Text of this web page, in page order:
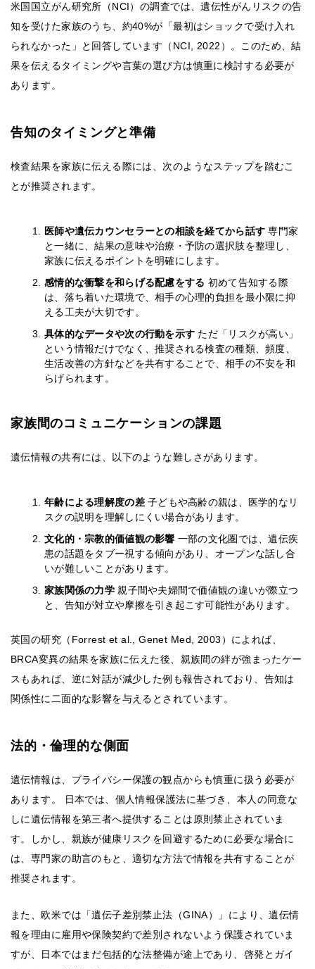
米国国立がん研究所（NCI）の調査では、遺伝性がんリスクの告
知を受けた家族のうち、約40%が「最初はショックで受け入れ
られなかった」と回答しています（NCI, 2022）。このため、結
果を伝えるタイミングや言葉の選び方は慎重に検討する必要が
あります。
告知のタイミングと準備
検査結果を家族に伝える際には、次のようなステップを踏むこ
とが推奨されます。
医師や遺伝カウンセラーとの相談を経てから話す専門家
と一緒に、結果の意味や治療・予防の選択肢を整理し、
家族に伝えるポイントを明確にします。
感情的な衝撃を和らげる配慮をする 初めて告知する際
は、落ち着いた環境で、相手の心理的負担を最小限に抑
える工夫が大切です。
具体的なデータや次の行動を示す ただ「リスクが高い」
という情報だけでなく、推奨される検査の種類、頻度、
生活改善の方針などを共有することで、相手の不安を和
らげられます。
家族間のコミュニケーションの課題
遺伝情報の共有には、以下のような難しさがあります。
年齢による理解度の差子どもや高齢の親は、医学的なリ
スクの説明を理解しにくい場合があります。
文化的・宗教的価値観の影響 一部の文化圏では、遺伝疾
患の話題をタブー視する傾向があり、オープンな話し合
いが難しいことがあります。
家族関係の力学親子間や夫婦間で価値観の違いが際立つ
と、告知が対立や摩擦を引き起こす可能性があります。
英国の研究（Forrest et al., Genet Med, 2003）によれば、
BRCA変異の結果を家族に伝えた後、親族間の絆が強まったケー
スもあれば、逆に対話が減少した例も報告されており、告知は
関係性に二面的な影響を与えるとされています。
法的・倫理的な側面
遺伝情報は、プライバシー保護の観点からも慎重に扱う必要が
あります。 日本では、個人情報保護法に基づき、本人の同意な
しに遺伝情報を第三者へ提供することは原則禁止されていま
す。しかし、親族が健康リスクを回避するために必要な場合に
は、専門家の助言のもと、適切な方法で情報を共有することが
推奨されます。
また、欧米では「遺伝子差別禁止法（GINA）」により、遺伝情
報を理由に雇用や保険契約で差別されないよう保護されていま
すが、日本ではまだ包括的な法整備が途上であり、啓発とガイ